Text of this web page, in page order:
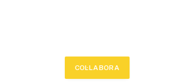
COL·LABORA